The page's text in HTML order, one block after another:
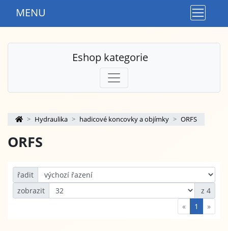
MENU
Eshop kategorie
Hydraulika hadicové koncovky a objímky ORFS
ORFS
řadit
zobrazit
z 4
«
1 »